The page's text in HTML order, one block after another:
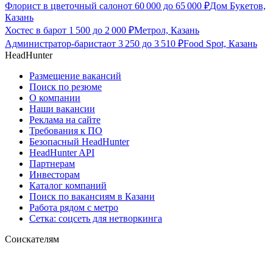
Флорист в цветочный салонот 60 000 до 65 000 ₽Дом Букетов,
Казань
Хостес в барот 1 500 до 2 000 ₽Метрол, Казань
Администратор-баристаот 3 250 до 3 510 ₽Food Spot, Казань
HeadHunter
Размещение вакансий
Поиск по резюме
О компании
Наши вакансии
Реклама на сайте
Требования к ПО
Безопасный HeadHunter
HeadHunter API
Партнерам
Инвесторам
Каталог компаний
Поиск по вакансиям в Казани
Работа рядом с метро
Сетка: соцсеть для нетворкинга
Соискателям